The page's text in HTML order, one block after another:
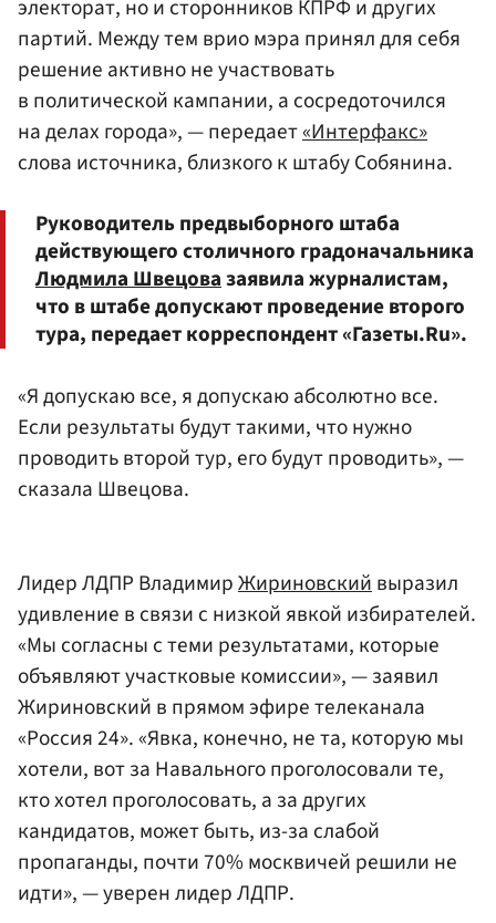
электорат, но и сторонников КПРФ и других
партий. Между тем врио мэра принял для себя
решение активно не участвовать
в политической кампании, а сосредоточился
на делах города», — передает«Интерфакс»
слова источника, близкого к штабу Собянина.
Руководитель предвыборного штаба
действующего столичного градоначальника
Людмила Швецовазаявила журналистам,
что в штабе допускают проведение второго
тура, передает корреспондент «Газеты.Ru».
«Я допускаю все, я допускаю абсолютно все.
Если результаты будут такими, что нужно
проводить второй тур, его будут проводить», —
сказала Швецова.
Лидер ЛДПР ВладимирЖириновскийвыразил
удивление в связи с низкой явкой избирателей.
«Мы согласны с теми результатами, которые
объявляют участковые комиссии», — заявил
Жириновский в прямом эфире телеканала
«Россия 24». «Явка, конечно, не та, которую мы
хотели, вот за Навального проголосовали те,
кто хотел проголосовать, а за других
кандидатов, может быть, из-за слабой
пропаганды, почти 70% москвичей решили не
идти», — уверен лидер ЛДПР.